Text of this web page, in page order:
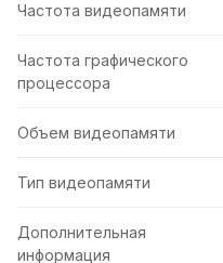
Частота видеопамяти
Частота графического
процессора
Объем видеопамяти
Тип видеопамяти
Дополнительная
информация